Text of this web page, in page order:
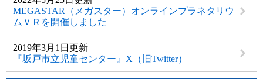
MEGASTAR（メガスター）オンラインプラネタリウ
ムＶＲを開催しました
2019年3月1日更新
『坂戸市立児童センター』X（旧Twitter）